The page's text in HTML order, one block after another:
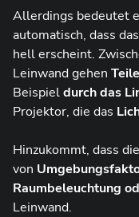
Allerdings bedeutet
automatisch, dass
hell erscheint.
Leinwand gehen
Beispieldurch das
Projektor, die das
Hinzukommt, dass die
von
Raumbeleuchtung
Leinwand.